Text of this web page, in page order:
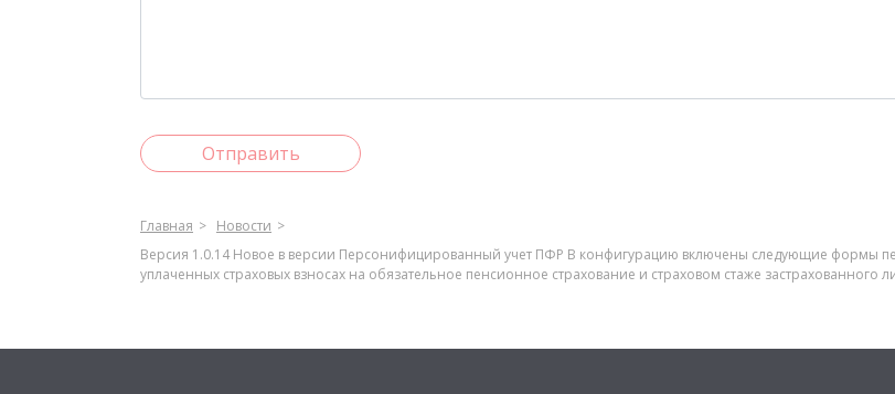
Отправить
Главная
Новости
Версия 1.0.14 Новое в версии Персонифицированный учет ПФР В конфигурацию включены следующие формы
уплаченных страховых взносах на обязательное пенсионное страхование и страховом стаже застрахованного